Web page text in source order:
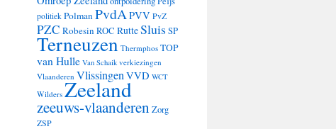
politiek PolmanPvdAPVV PvZ
PZC Robesin ROC RutteSluis SP
Terneuzen Thermphos TOP
van Hulle Van Schaik verkiezingen
Vlaanderen VlissingenVVD WCT
Wilders Zeeland
zeeuws-vlaanderen Zorg
ZSP